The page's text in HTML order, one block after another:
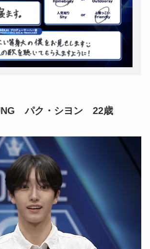
パク・シヨン 22歳